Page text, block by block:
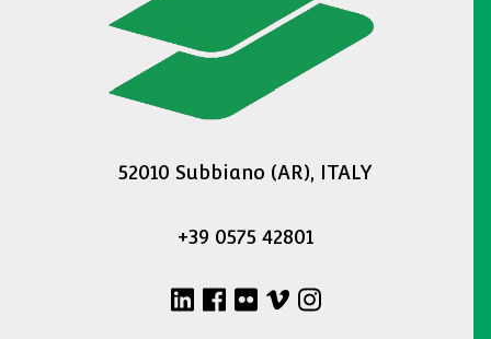
52010 Subbiano (AR), ITALY
+39 0575 42801